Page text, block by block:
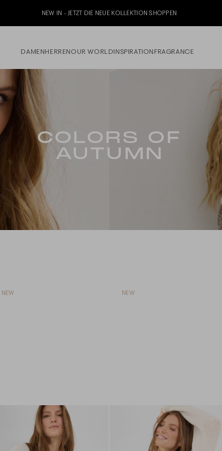
NEW IN - JETZT DIE NEUE KOLLEKTION SHOPPEN
DAMENHERRENOUR WORLDINSPIRATION FRAGRANCE
COLORS OF
AUTUMN
NEW NEW